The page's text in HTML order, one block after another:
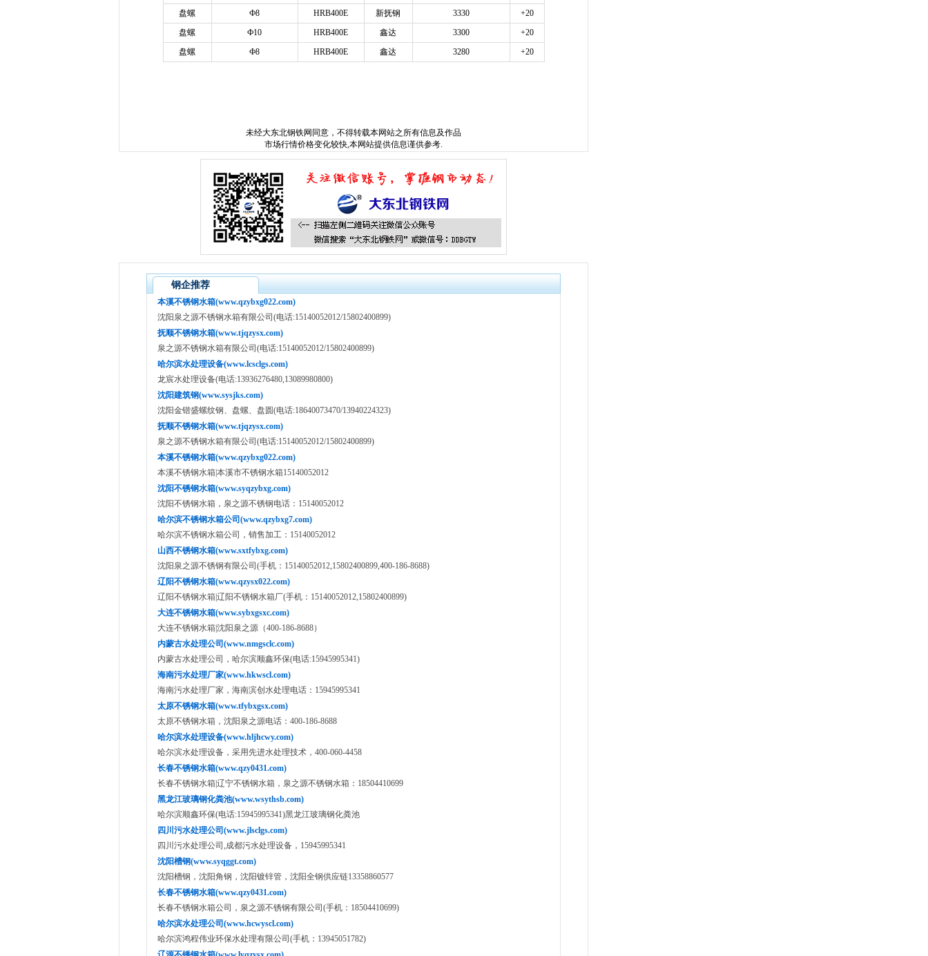
盘螺
Ф8 HRB400E 新抚钢 3330
+20
盘螺
Ф10 HRB400E 鑫达 3300
+20
盘螺
Ф8 HRB400E 鑫达 3280 +20
未经大东北钢铁网 同意，不得转载本网站之所有信息及作品
市场行情价格变化较快,本网站提供信息谨供参考.
钢企推荐
本溪不锈钢水箱(www.qzybxg022.com)
沈阳泉之源不锈钢水箱有限公司(电话:15140052012/15802400899)
抚顺不锈钢水箱(www.tjqzysx.com)
泉之源不锈钢水箱有限公司(电话:15140052012/15802400899)
哈尔滨水处理设备(www.lcsclgs.com)
龙宸水处理设备(电话:13936276480,13089980800)
沈阳建筑钢(www.sysjks.com)
沈阳金锴盛螺纹钢、盘螺、盘圆(电话:18640073470/13940224323)
抚顺不锈钢水箱(www.tjqzysx.com)
泉之源不锈钢水箱有限公司(电话:15140052012/15802400899)
本溪不锈钢水箱(www.qzybxg022.com)
本溪不锈钢水箱|本溪市不锈钢水箱15140052012
沈阳不锈钢水箱(www.syqzybxg.com)
沈阳不锈钢水箱，泉之源不锈钢电话：15140052012
哈尔滨不锈钢水箱公司(www.qzybxg7.com)
哈尔滨不锈钢水箱公司，销售加工：15140052012
山西不锈钢水箱(www.sxtfybxg.com)
沈阳泉之源不锈钢有限公司(手机：15140052012,15802400899,400-186-8688)
辽阳不锈钢水箱(www.qzysx022.com)
辽阳不锈钢水箱|辽阳不锈钢水箱厂(手机：15140052012,15802400899)
大连不锈钢水箱(www.sybxgsxc.com)
大连不锈钢水箱|沈阳泉之源（400-186-8688）
内蒙古水处理公司(www.nmgsclc.com)
内蒙古水处理公司，哈尔滨顺鑫环保(电话:15945995341)
海南污水处理厂家(www.hkwscl.com)
海南污水处理厂家，海南滨创水处理电话：15945995341
太原不锈钢水箱(www.tfybxgsx.com)
太原不锈钢水箱，沈阳泉之源电话：400-186-8688
哈尔滨水处理设备(www.hljhcwy.com)
哈尔滨水处理设备，采用先进水处理技术，400-060-4458
长春不锈钢水箱(www.qzy0431.com)
长春不锈钢水箱|辽宁不锈钢水箱，泉之源不锈钢水箱：18504410699
黑龙江玻璃钢化粪池(www.wsythsb.com)
哈尔滨顺鑫环保(电话:15945995341)黑龙江玻璃钢化粪池
四川污水处理公司(www.jlsclgs.com)
四川污水处理公司,成都污水处理设备，15945995341
沈阳槽钢(www.syqggt.com)
沈阳槽钢，沈阳角钢，沈阳镀锌管，沈阳全钢供应链13358860577
长春不锈钢水箱(www.qzy0431.com)
长春不锈钢水箱公司，泉之源不锈钢有限公司(手机：18504410699)
哈尔滨水处理公司(www.hcwyscl.com)
哈尔滨鸿程伟业环保水处理有限公司(手机：13945051782)